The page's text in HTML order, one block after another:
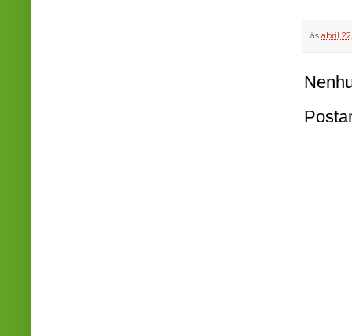
às abril